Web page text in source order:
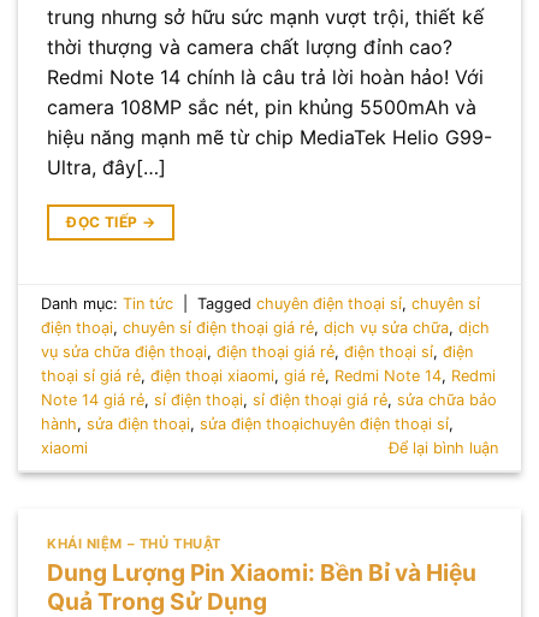
trung nhưng sở hữu sức mạnh vượt trội, thiết kế
thời thượng và camera chất lượng đỉnh cao?
Redmi Note 14 chính là câu trả lời hoàn hảo! Với
camera 108MP sắc nét, pin khủng 5500mAh và
hiệu năng mạnh mẽ từ chip MediaTek Helio G99-
Ultra, đây[…]
ĐỌC TIẾP →
Danh mục:Tin tức Taggedchuyên điện thoại sỉ,chuyên sỉ
điện thoại,chuyên sỉ điện thoại giá rẻ,dịch vụ sửa chữa,dịch
vụ sửa chữa điện thoại,điện thoại giá rẻ,điện thoại sỉ,điện
thoại sỉ giá rẻ,điện thoại xiaomi,giá rẻ, Redmi Note 14, Redmi
Note 14 giá rẻ,sỉ điện thoại,sỉ điện thoại giá rẻ,sửa chữa bảo
hành,sửa điện thoại,sửa điện thoạichuyên điện thoại sỉ,
xiaomi
Để lại bình luận
KHÁI NIỆM – THỦ THUẬT
Dung Lượng Pin Xiaomi: Bền Bỉ và Hiệu
Quả Trong Sử Dụng